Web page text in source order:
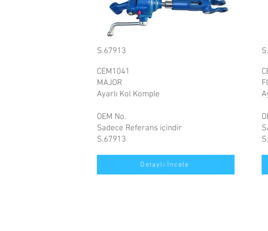
S.67913
CEM1041
MAJOR
Ayarlı Kol Komple
OEM No.
Sadece Referans içindir
S.67913
Detaylı İncele